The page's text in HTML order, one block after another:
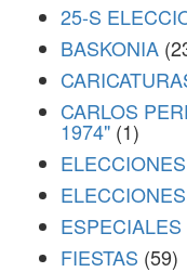
25-S
BASKONIA
CARLOS
1974" (1)
ESPECIALES
FIESTAS (59)